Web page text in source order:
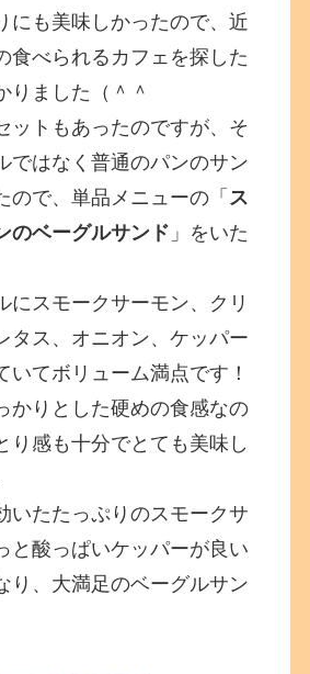
にも美味しかったので、近
食べられるカフェを探した
りました（＾＾
ットもあったのですが、そ
ではなく普通のパンのサン
ので、単品メニューの「 ス
のベーグルサンド 」をいた
にスモークサーモン、クリ
タス、オニオン、ケッパー
いてボリューム満点です！
かりとした硬めの食感なの
り感も十分でとても美味し
いたたっぷりのスモークサ
と酸っぱいケッパーが良い
り、大満足のベーグルサン